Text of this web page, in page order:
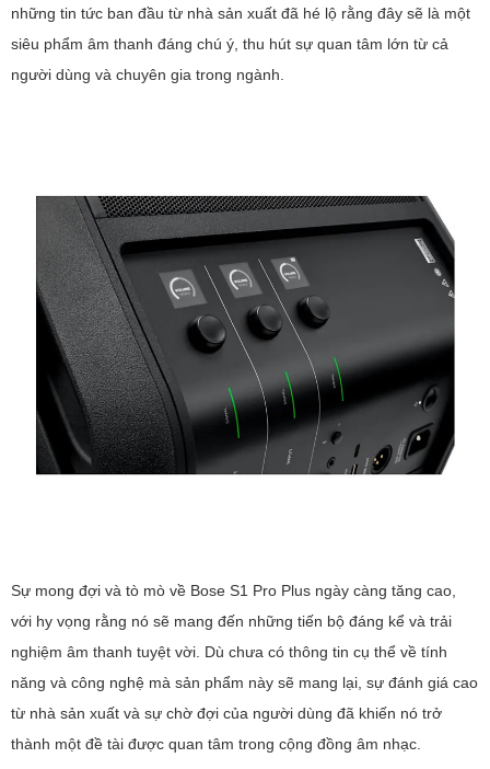
những tin tức ban đầu từ nhà sản xuất đã hé lộ rằng đây sẽ là một
siêu phẩm âm thanh đáng chú ý, thu hút sự quan tâm lớn từ cả
người dùng và chuyên gia trong ngành.
Sự mong đợi và tò mò về Bose S1 Pro Plus ngày càng tăng cao,
với hy vọng rằng nó sẽ mang đến những tiến bộ đáng kể và trải
nghiệm âm thanh tuyệt vời. Dù chưa có thông tin cụ thể về tính
năng và công nghệ mà sản phẩm này sẽ mang lại, sự đánh giá cao
từ nhà sản xuất và sự chờ đợi của người dùng đã khiến nó trở
thành một đề tài được quan tâm trong cộng đồng âm nhạc.